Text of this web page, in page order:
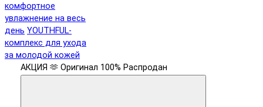
комфортное
увлажнение на весь
день YOUTHFUL-
комплекс для ухода
за молодой кожей
АКЦИЯ 🫶 Оригинал 100% Распродан